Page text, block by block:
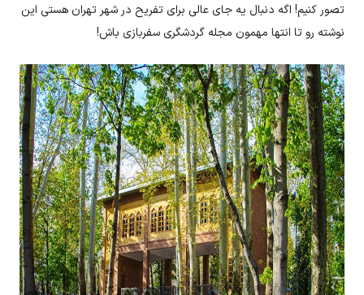
تصور کنیم! اگه دنبال یه جای عالی برای تفریح در شهر تهران هستی این
نوشته رو تا انتها مهمون مجله گردشگری سفربازی باش!